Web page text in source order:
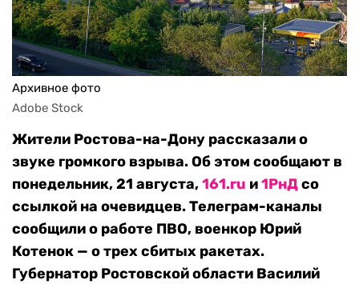
Архивное фото
Adobe Stock
Жители Ростова-на-Дону рассказали о
звуке громкого взрыва. Об этом сообщают в
понедельник, 21 августа,161.ru и1РнДсо
ссылкой на очевидцев. Телеграм-каналы
сообщили о работе ПВО, военкор Юрий
Котенок — о трех сбитых ракетах.
Губернатор Ростовской области Василий